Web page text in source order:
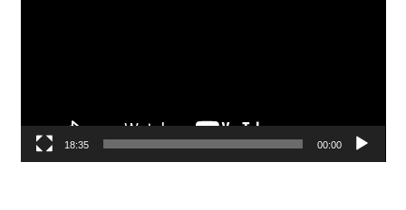
00:00
18:35